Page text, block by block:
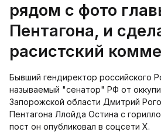
рядом с фото
Пентагона, и
расистский
Бывший гендиректор российского
называемый "сенатор" РФ от
Запорожской области Дмитрий
Пентагона Ллойда Остина с
пост он опубликовал в соцсети Х.